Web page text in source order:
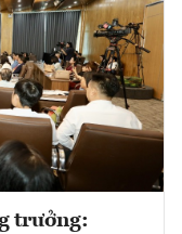
trưởng: